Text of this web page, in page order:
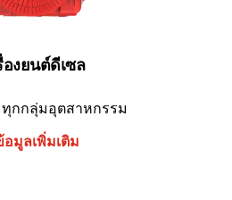
องยนต์ดีเซล
กกลุ่มอุตสาหกรรม
อมูลเพิ่มเติม